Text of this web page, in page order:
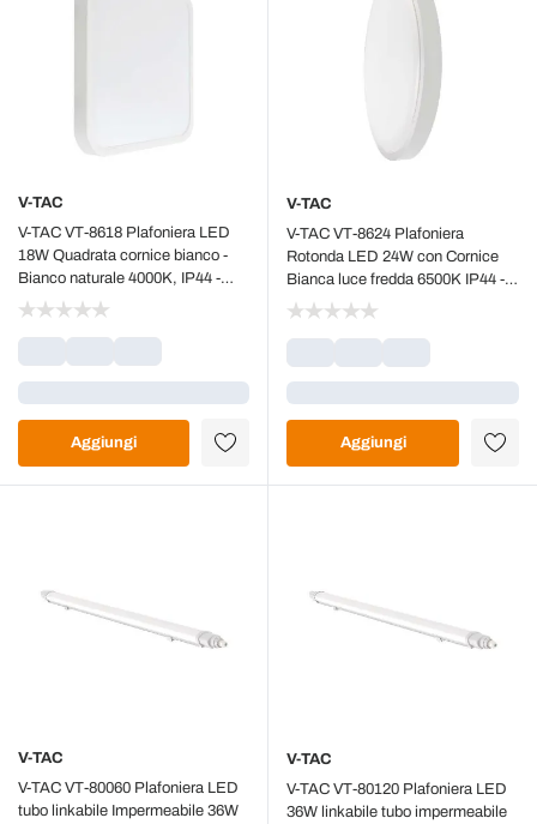
V-TAC
V-TAC VT-8618 Plafoniera LED
18W Quadrata cornice bianco -
Bianco naturale 4000K, IP44 -
76251
Aggiungi
V-TAC
V-TAC VT-8624 Plafoniera
Rotonda LED 24W con Cornice
Bianca luce fredda 6500K IP44 -
76201
Aggiungi
V-TAC
V-TAC VT-80060 Plafoniera LED
tubo linkabile Impermeabile 36W
V-TAC
V-TAC VT-80120 Plafoniera LED
36W linkabile tubo impermeabile